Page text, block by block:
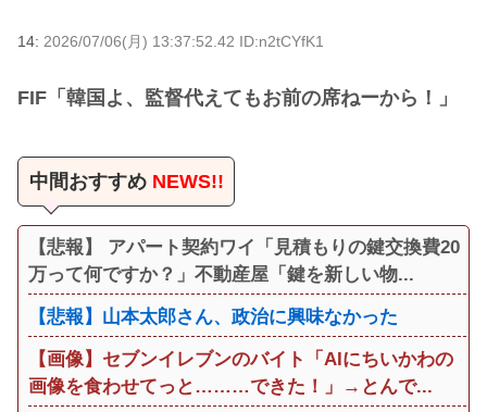
14: 2026/07/06(月) 13:37:52.42 ID:n2tCYfK1
FIF「韓国よ、監督代えてもお前の席ねーから！」
中間おすすめNEWS!!
【悲報】 アパート契約ワイ「見積もりの鍵交換費20
万って何ですか？」不動産屋「鍵を新しい物...
【悲報】山本太郎さん、政治に興味なかった
【画像】セブンイレブンのバイト「AIにちいかわの
画像を食わせてっと………できた！」→とんで...